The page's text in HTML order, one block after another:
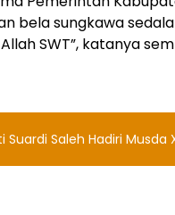
bela sungkawa
SWT”, katanya
Suardi Saleh Hadiri Musda